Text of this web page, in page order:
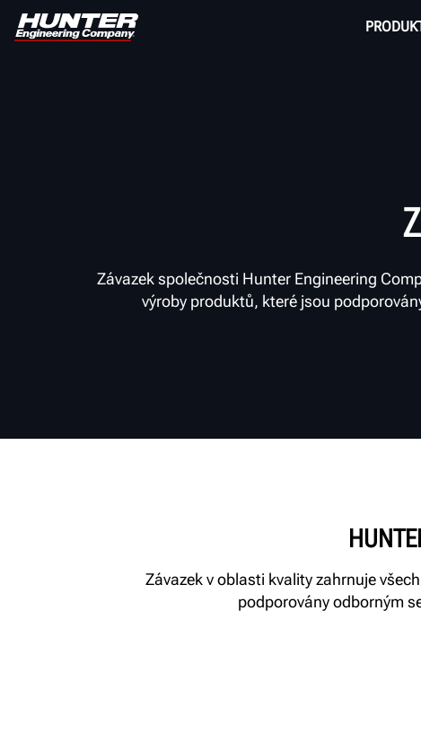
Závazek společnosti Hunter Engineering
výroby produktů, které jsou
Závazek v oblasti kvality zahrnuje
podporovány odborným